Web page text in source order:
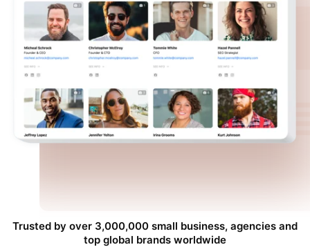
Trusted by over 3,000,000 small business, agencies and
top global brands worldwide